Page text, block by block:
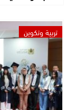
تربية وتكوين